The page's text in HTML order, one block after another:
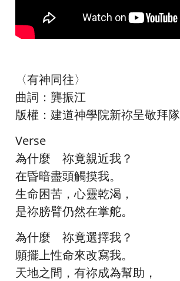
〈有神同往〉
曲詞：龔振江
版權：建道神學院新祢呈敬拜隊
Verse
為什麼 祢竟親近我？
在昏暗盡頭觸摸我。
生命困苦，心靈乾渴，
是祢膀臂仍然在掌舵。
為什麼 祢竟選擇我？
願擺上性命來改寫我。
天地之間，有祢成為幫助，